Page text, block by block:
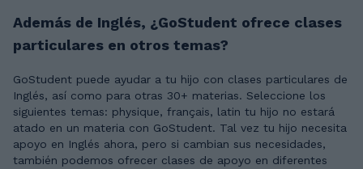
Además de Inglés, ¿GoStudent ofrece clases
particulares en otros temas?
GoStudent puede ayudar a tu hijo con clases particulares de
Inglés, así como para otras 30+ materias. Seleccione los
siguientes temas: physique, français, latin tu hijo no estará
atado en un materia con GoStudent. Tal vez tu hijo necesita
apoyo en Inglés ahora, pero si cambian sus necesidades,
también podemos ofrecer clases de apoyo en diferentes